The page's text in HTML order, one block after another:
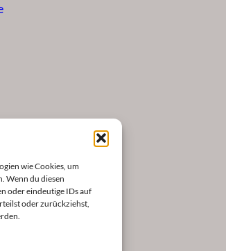
wie Cookies, um
Wenn du diesen
oder eindeutige IDs auf
oder zurückziehst,